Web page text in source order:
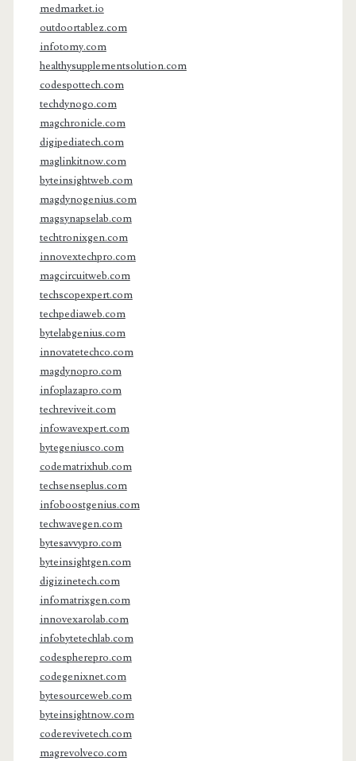
medmarket.io
outdoortablez.com
infotomy.com
healthysupplementsolution.com
codespottech.com
techdynogo.com
magchronicle.com
digipediatech.com
maglinkitnow.com
byteinsightweb.com
magdynogenius.com
magsynapselab.com
techtronixgen.com
innovextechpro.com
magcircuitweb.com
techscopexpert.com
techpediaweb.com
bytelabgenius.com
innovatetechco.com
magdynopro.com
infoplazapro.com
techreviveit.com
infowavexpert.com
bytegeniusco.com
codematrixhub.com
techsenseplus.com
infoboostgenius.com
techwavegen.com
bytesavvypro.com
byteinsightgen.com
digizinetech.com
infomatrixgen.com
innovexarolab.com
infobytetechlab.com
codespherepro.com
codegenixnet.com
bytesourceweb.com
byteinsightnow.com
coderevivetech.com
magrevolveco.com